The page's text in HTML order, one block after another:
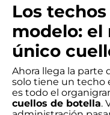
Los
modelo: el
único
Ahora llega la parte
solo tiene un techo
es todo el
cuellos de botella.